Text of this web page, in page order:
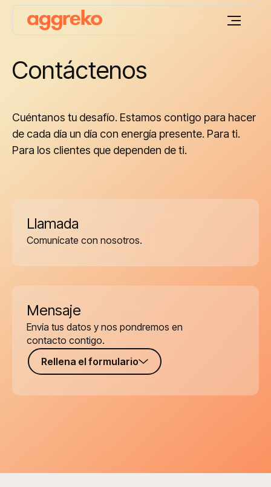
Contáctenos
Cuéntanos tu desafío. Estamos contigo para hacer
de cada día un día con energía presente. Para ti.
Para los clientes que dependen de ti.
Llamada
Comunícate con nosotros.
Mensaje
Envía tus datos y nos pondremos en
contacto contigo.
Rellena el formulario